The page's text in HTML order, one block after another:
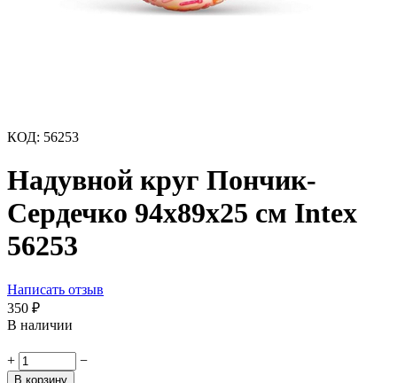
КОД: 56253
Надувной круг Пончик-
Сердечко 94х89х25 см Intex
56253
Написать отзыв
350 ₽
В наличии
+ −
В корзину